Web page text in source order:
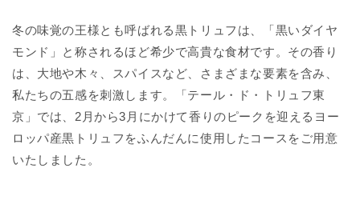
冬の味覚の王様とも呼ばれる黒トリュフは、「黒いダイヤ
モンド」と称されるほど希少で高貴な食材です。その香り
は、大地や木々、スパイスなど、さまざまな要素を含み、
私たちの五感を刺激します。「テール・ド・トリュフ東
京」では、2月から3月にかけて香りのピークを迎えるヨー
ロッパ産黒トリュフをふんだんに使用したコースをご用意
いたしました。